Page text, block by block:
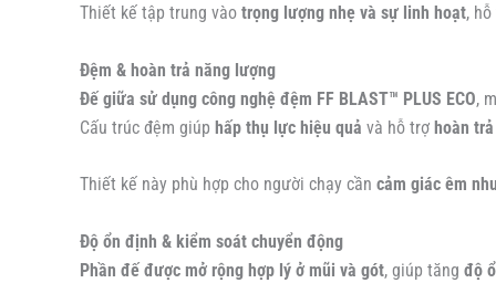
Thiết kế tập trung vào trọng lượng nhẹ và sự linh hoạt,
Đệm & hoàn trả năng lượng
Đế giữa sử dụng công nghệ đệm FF BLAST™ PLUS ECO,
Cấu trúc đệm giúp hấp thụ lực hiệu quả và hỗ trợ hoàn
Thiết kế này phù hợp cho người chạy cần cảm giác êm
Độ ổn định & kiểm soát chuyển động
Phần đế được mở rộng hợp lý ở mũi và gót, giúp tăng độ